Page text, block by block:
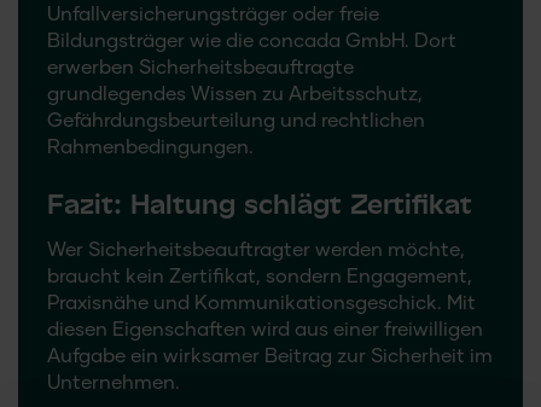
Unfallversicherungsträger oder freie
Bildungsträger wie die concada GmbH. Dort
erwerben Sicherheitsbeauftragte
grundlegendes Wissen zu Arbeitsschutz,
Gefährdungsbeurteilung und rechtlichen
Rahmenbedingungen.
Fazit: Haltung schlägt Zertifikat
Wer Sicherheitsbeauftragter werden möchte,
braucht kein Zertifikat, sondern Engagement,
Praxisnähe und Kommunikationsgeschick. Mit
diesen Eigenschaften wird aus einer freiwilligen
Aufgabe ein wirksamer Beitrag zur Sicherheit im
Unternehmen.